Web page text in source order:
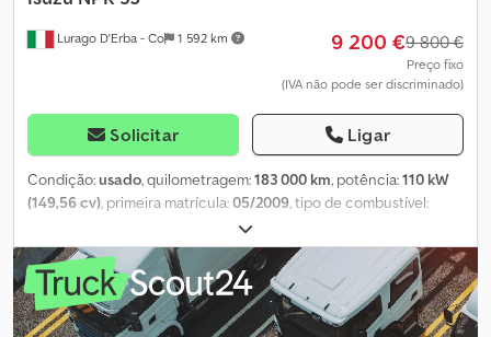
Lurago D'Erba - Co 1 592 km 9 200 €9 800 €
Preço fixo
(IVA não pode ser discriminado)
Solicitar Ligar
Condição:usado, quilometragem:183 000 km, potência:110 kW
(149,56 cv), primeira matrícula:05/2009, tipo de combustível:
520 kg
branco, tipo de engrenagem:mecânico, classe de emissão:Euro
4, número de lugares:3, comprimento do espaço de carga:4 300
mm , largura do espaço de carga:2 200 mm , Ano de fabrico:2009,
-Caminhão usado: Isuzu NPR 35 basculante. -Matrícula: Maio de